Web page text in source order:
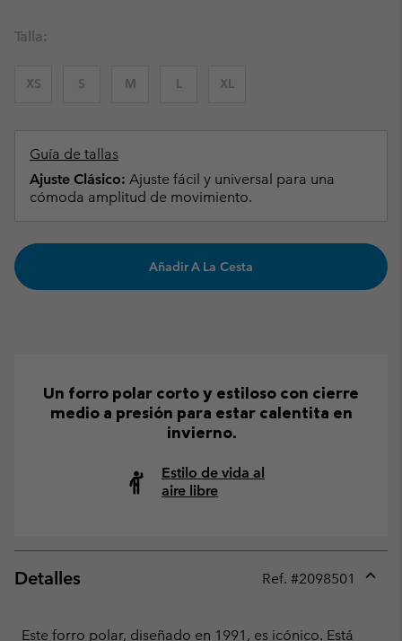
Talla:
XS S M L XL
Guía de tallas
Ajuste Clásico: Ajuste fácil y universal para una
cómoda amplitud de movimiento.
Añadir A La Cesta
Un forro polar corto y estiloso con cierre
medio a presión para estar calentita en
invierno.
Estilo de vida al
aire libre
Detalles Ref. #2098501
Este forro polar, diseñado en 1991, es icónico. Está